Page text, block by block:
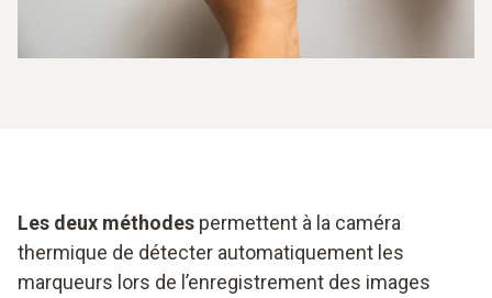
Les deux méthodes permettent à la caméra
thermique de détecter automatiquement les
marqueurs lors de l’enregistrement des images